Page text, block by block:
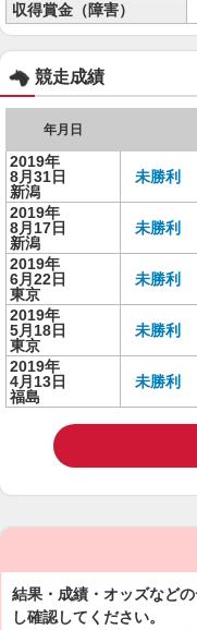
収得賞金（障害）
競走成績
年月日
2019年
8月31日
新潟
未勝利
2019年
8月17日
新潟
未勝利
2019年
6月22日
東京
未勝利
2019年
5月18日
東京
未勝利
2019年
4月13日
福島
未勝利
結果・成績・オッズなど
し確認してください。